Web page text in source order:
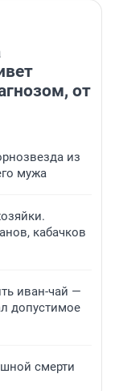
от
из
мужа
кабачков
иван-чай —
допустимое
смерти